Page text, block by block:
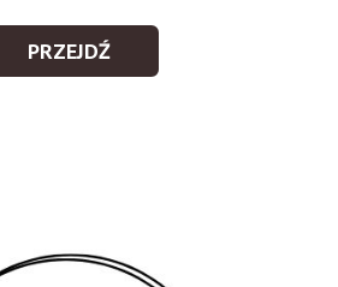
PRZEJDŹ
UBIÓR/